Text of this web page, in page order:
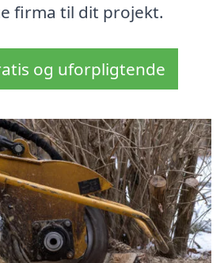
firma til dit projekt.
og uforpligtende